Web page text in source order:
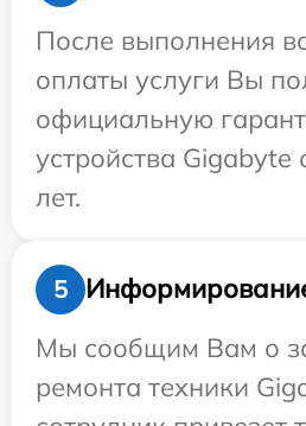
После выполнения
оплаты услуги Вы
официальную
устройства Gigabyte
лет.
5
Мы сообщим Вам о
ремонта техники